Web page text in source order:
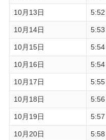
10月13日 5:52
10月14日 5:53
10月15日 5:54
10月16日 5:54
10月17日 5:55
10月18日 5:56
10月19日 5:57
10月20日 5:58